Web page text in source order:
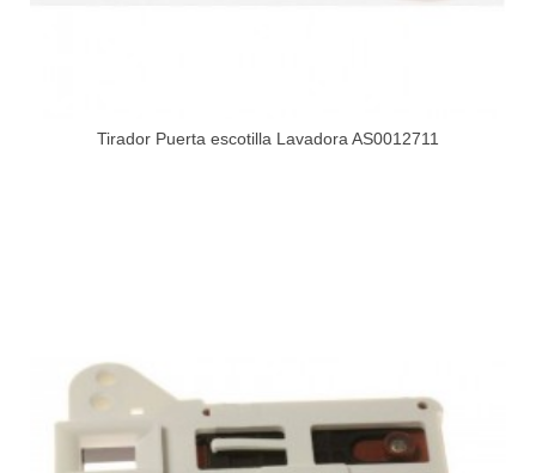
Tirador Puerta escotilla Lavadora AS0012711